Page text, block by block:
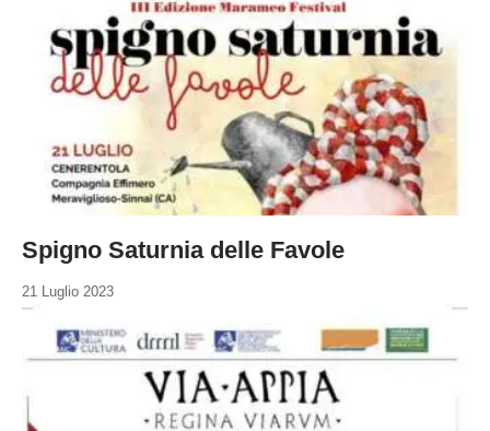
Spigno Saturnia delle Favole
21 Luglio 2023